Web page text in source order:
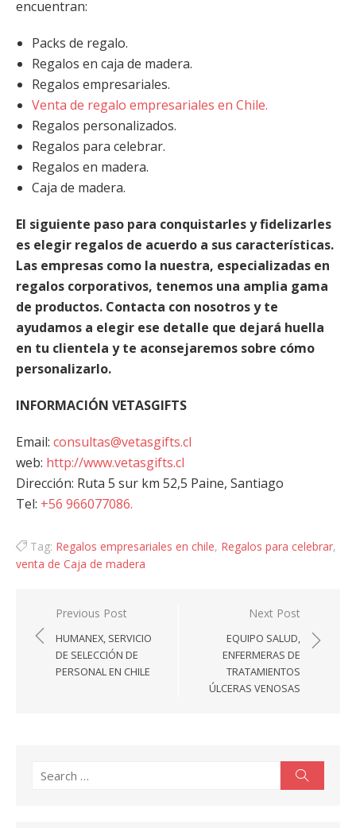
encuentran:
Packs de regalo.
Regalos en caja de madera.
Regalos empresariales.
Venta de regalo empresariales en Chile.
Regalos personalizados.
Regalos para celebrar.
Regalos en madera.
Caja de madera.
El siguiente paso para conquistarles y fidelizarles
es elegir regalos de acuerdo a sus características.
Las empresas como la nuestra, especializadas en
regalos corporativos, tenemos una amplia gama
de productos. Contacta con nosotros y te
ayudamos a elegir ese detalle que dejará huella
en tu clientela y te aconsejaremos sobre cómo
personalizarlo.
INFORMACIÓN VETASGIFTS
Email: consultas@vetasgifts.cl
web: http://www.vetasgifts.cl
Dirección: Ruta 5 sur km 52,5 Paine, Santiago
Tel: +56 966077086.
Tag: Regalos empresariales en chile, Regalos para celebrar,
venta de Caja de madera
Navegación
de
entradas
Previous Post
HUMANEX, SERVICIO
DE SELECCIÓN DE
PERSONAL EN CHILE
Next Post
EQUIPO SALUD,
ENFERMERAS DE
TRATAMIENTOS
ÚLCERAS VENOSAS
for: